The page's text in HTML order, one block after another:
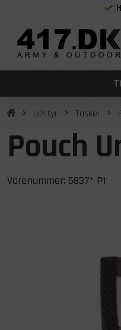
Udstyr Tasker
Pouch
Varenummer: 5837* P1